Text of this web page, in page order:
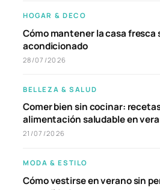
HOGAR & DECO
Cómo mantener la casa fresca
acondicionado
28/07/2026
BELLEZA & SALUD
Comer bien sin cocinar:
alimentación saludable en
21/07/2026
MODA & ESTILO
Cómo vestirse en verano sin